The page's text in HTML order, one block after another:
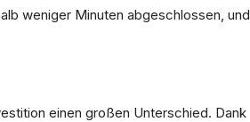
weniger Minuten abgeschlossen, und
einen großen Unterschied. Dank